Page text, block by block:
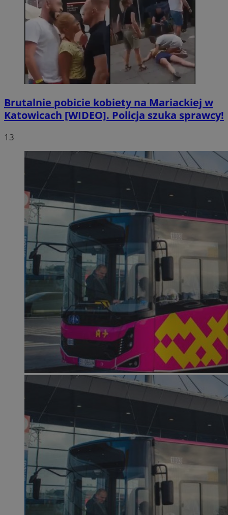
Brutalnie pobicie kobiety na Mariackiej w
Katowicach [WIDEO]. Policja szuka sprawcy!
13